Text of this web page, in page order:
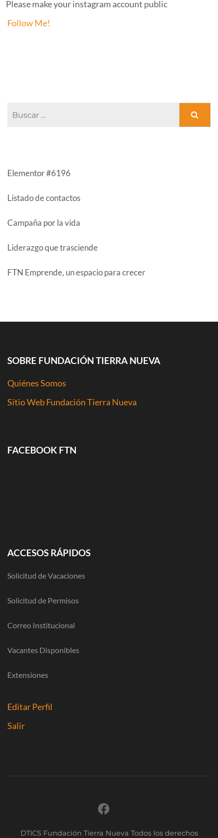
Please make your instagram account public
Follow Me!
Elementor #6196
Listado de contactos
Campaña por la vida
Liderazgo que trasciende
FTN Emprende, un espacio para crecer
SOBRE FUNDACIÓN TIERRA NUEVA
Quiénes Somos
Sitio Web Fundación Tierra Nueva
FACEBOOK FTN
ACCESOS RÁPIDOS
Solicitud de Vacaciones
Solicitud de Permisos
Correo Institucional
Vacantes Disponibles
Extensiones
Editar Perfil
Salir
DTICS Fundación Tierra Nueva Todos los derechos